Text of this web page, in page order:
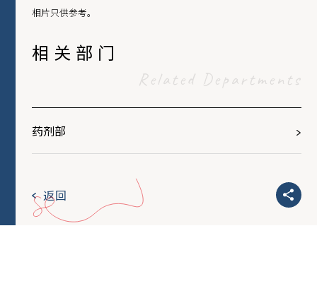
相片只供参考。
相关部门
Related Departments
药剂部
返回